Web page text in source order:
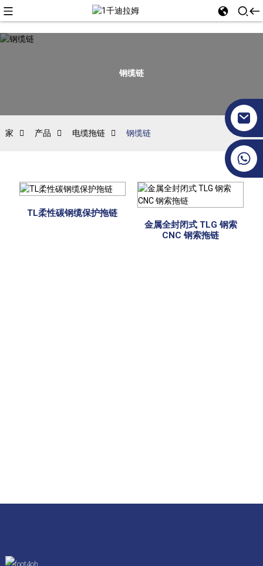
钢缆链
家 产品 电缆拖链 钢缆链
TL柔性碳钢缆保护拖链
金属全封闭式 TLG 钢索
CNC 钢索拖链